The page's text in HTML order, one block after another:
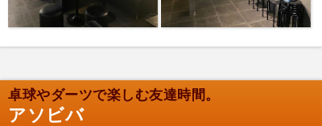
卓球やダーツで楽しむ友達時間。
アソビバ